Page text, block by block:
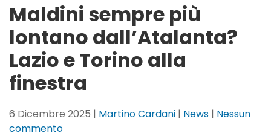
Maldini sempre più
lontano dall’Atalanta?
Lazio e Torino alla
finestra
6 Dicembre 2025 | Martino Cardani | News | Nessun
commentosu